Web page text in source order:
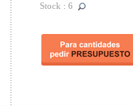
Stock : 6